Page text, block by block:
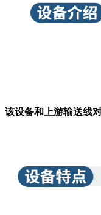
该设备和上游输送线